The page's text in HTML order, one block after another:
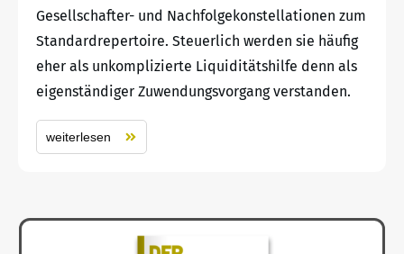
Gesellschafter- und Nachfolgekonstellationen zum
Standardrepertoire. Steuerlich werden sie häufig
eher als unkomplizierte Liquiditätshilfe denn als
eigenständiger Zuwendungsvorgang verstanden.
weiterlesen